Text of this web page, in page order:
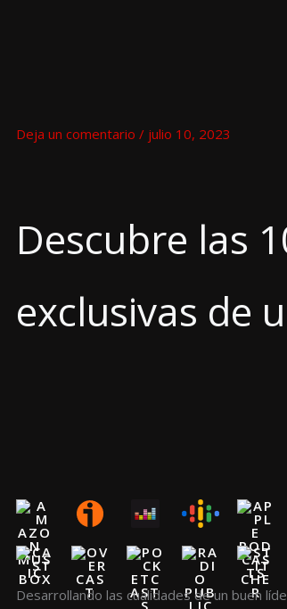
Deja un comentario / julio 10, 2023
Descubre las
exclusivas de
Desarrollando las cualidades de un buen